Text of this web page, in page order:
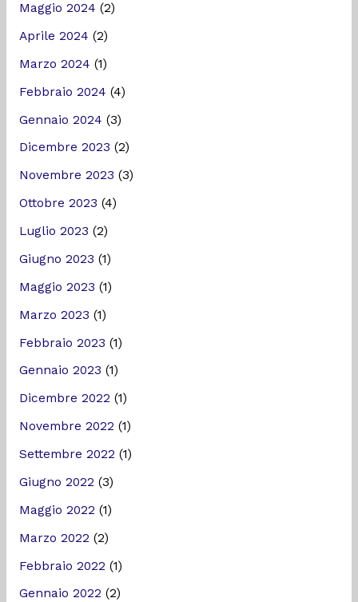
Maggio 2024 (2)
Aprile 2024 (2)
Marzo 2024 (1)
Febbraio 2024 (4)
Gennaio 2024 (3)
Dicembre 2023 (2)
Novembre 2023 (3)
Ottobre 2023 (4)
Luglio 2023 (2)
Giugno 2023 (1)
Maggio 2023 (1)
Marzo 2023 (1)
Febbraio 2023 (1)
Gennaio 2023 (1)
Dicembre 2022 (1)
Novembre 2022 (1)
Settembre 2022 (1)
Giugno 2022 (3)
Maggio 2022 (1)
Marzo 2022 (2)
Febbraio 2022 (1)
Gennaio 2022 (2)